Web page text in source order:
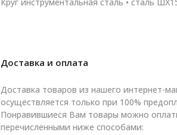
Доставка и оплата
Доставка товаров из нашего интернет-
осуществляется только при 100%
Понравившиеся Вам товары можно
перечисленными ниже способами: